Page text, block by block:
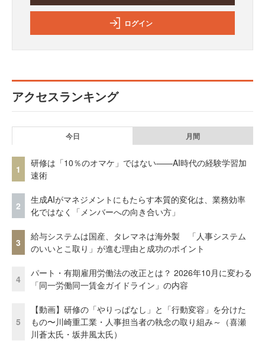
ログイン
アクセスランキング
今日 月間
1
研修は「10％のオマケ」ではない——AI時代の経験学習加
速術
2
生成AIがマネジメントにもたらす本質的変化は、業務効率
化ではなく「メンバーへの向き合い方」
3
給与システムは国産、タレマネは海外製 「人事システム
のいいとこ取り」が進む理由と成功のポイント
4
パート・有期雇用労働法の改正とは？ 2026年10月に変わる
「同一労働同一賃金ガイドライン」の内容
5
【動画】研修の「やりっぱなし」と「行動変容」を分けた
もの〜川崎重工業・人事担当者の執念の取り組み～（喜瀬
川蒼太氏・坂井風太氏）